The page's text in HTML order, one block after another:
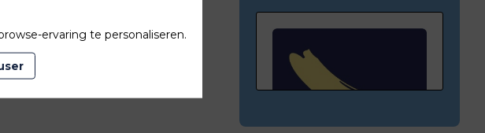
ervaring te personaliseren.